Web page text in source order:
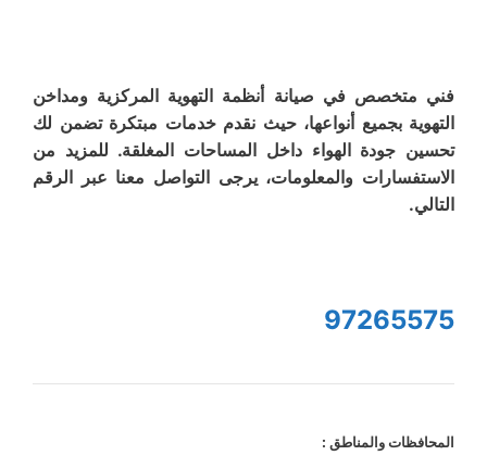
فني متخصص في صيانة أنظمة التهوية المركزية ومداخن
التهوية بجميع أنواعها، حيث نقدم خدمات مبتكرة تضمن لك
تحسين جودة الهواء داخل المساحات المغلقة. للمزيد من
الاستفسارات والمعلومات، يرجى التواصل معنا عبر الرقم
التالي.
97265575
المحافظات والمناطق :